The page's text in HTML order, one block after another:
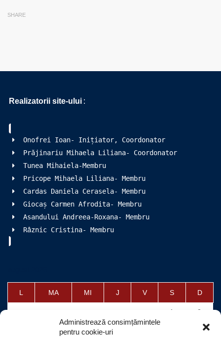
Administrează consimțămintele
pentru cookie-uri
SHARE
Realizatorii site-ului :
Onofrei Ioan- Inițiator, Coordonator
Prăjinariu Mihaela Liliana- Coordonator
Tunea Mihaiela-Membru
Pricope Mihaela Liliana- Membru
Cardas Daniela Cerasela- Membru
Giocaș Carmen Afrodita- Membru
Asandului Andreea-Roxana- Membru
Râznic Cristina- Membru
L MA MI J V S D
1 2
5